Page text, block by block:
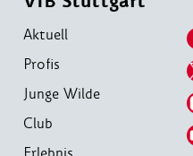
Aktuell
Profis
Junge Wilde
Club